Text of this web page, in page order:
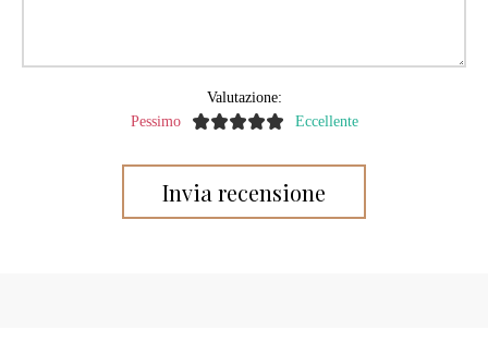
Valutazione:
Pessimo
Eccellente